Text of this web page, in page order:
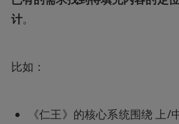
计。
比如：
《仁王》的核心系统围绕 上